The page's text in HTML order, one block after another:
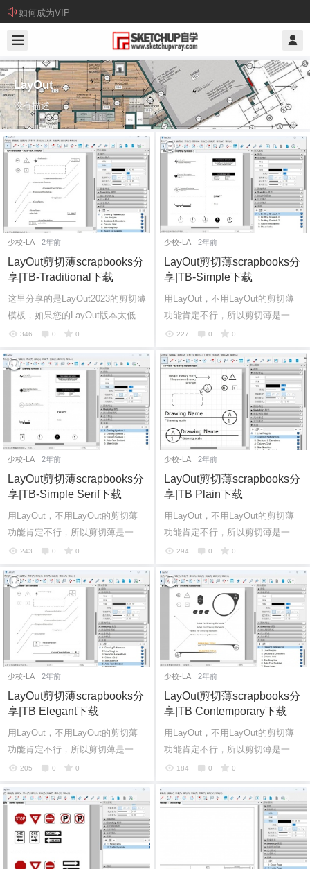
如何成为VIP
LayOut
没有描述
少校-LA 2年前
LayOut剪切薄scrapbooks分
享|TB-Traditional下载
这里分享的是LayOut2023的剪切薄
模板，如果您的LayOut版本太低，
可能打不开哦！您可以考虑让少校
etchUp...
346 0 0
少校-LA 2年前
LayOut剪切薄scrapbooks分
享|TB-Simple下载
用LayOut，不用LayOut的剪切薄
功能肯定不行，所以剪切薄是一个
非常实用的功能，自己也可以制
享一些不错...
227 0 0
少校-LA 2年前
LayOut剪切薄scrapbooks分
享|TB-Simple Serif下载
用LayOut，不用LayOut的剪切薄
功能肯定不行，所以剪切薄是一个
非常实用的功能，自己也可以制
享一些不错...
243 0 0
少校-LA 2年前
LayOut剪切薄scrapbooks分
享|TB Plain下载
用LayOut，不用LayOut的剪切薄
功能肯定不行，所以剪切薄是一个
非常实用的功能，自己也可以制
享一些不错...
294 0 0
少校-LA 2年前
LayOut剪切薄scrapbooks分
享|TB Elegant下载
用LayOut，不用LayOut的剪切薄
功能肯定不行，所以剪切薄是一个
非常实用的功能，自己也可以制
享一些不错...
205 0 0
少校-LA 2年前
LayOut剪切薄scrapbooks分
享|TB Contemporary下载
用LayOut，不用LayOut的剪切薄
功能肯定不行，所以剪切薄是一个
非常实用的功能，自己也可以制
享一些不错...
184 0 0